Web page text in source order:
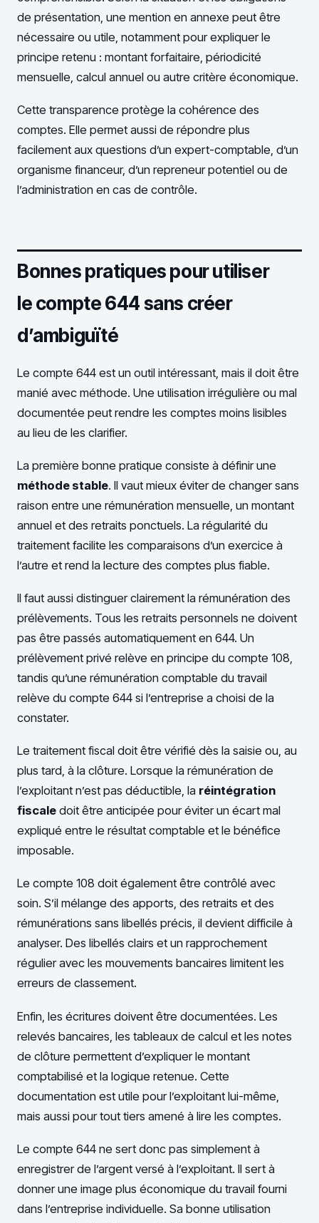
de présentation, une mention en annexe peut être
nécessaire ou utile, notamment pour expliquer le
principe retenu : montant forfaitaire, périodicité
mensuelle, calcul annuel ou autre critère économique.
Cette transparence protège la cohérence des
comptes. Elle permet aussi de répondre plus
facilement aux questions d’un expert-comptable, d’un
organisme financeur, d’un repreneur potentiel ou de
l’administration en cas de contrôle.
Bonnes pratiques pour utiliser
le compte 644 sans créer
d’ambiguïté
Le compte 644 est un outil intéressant, mais il doit être
manié avec méthode. Une utilisation irrégulière ou mal
documentée peut rendre les comptes moins lisibles
au lieu de les clarifier.
La première bonne pratique consiste à définir une
méthode stable. Il vaut mieux éviter de changer sans
raison entre une rémunération mensuelle, un montant
annuel et des retraits ponctuels. La régularité du
traitement facilite les comparaisons d’un exercice à
l’autre et rend la lecture des comptes plus fiable.
Il faut aussi distinguer clairement la rémunération des
prélèvements. Tous les retraits personnels ne doivent
pas être passés automatiquement en 644. Un
prélèvement privé relève en principe du compte 108,
tandis qu’une rémunération comptable du travail
relève du compte 644 si l’entreprise a choisi de la
constater.
Le traitement fiscal doit être vérifié dès la saisie ou, au
plus tard, à la clôture. Lorsque la rémunération de
l’exploitant n’est pas déductible, la réintégration
fiscale doit être anticipée pour éviter un écart mal
expliqué entre le résultat comptable et le bénéfice
imposable.
Le compte 108 doit également être contrôlé avec
soin. S’il mélange des apports, des retraits et des
rémunérations sans libellés précis, il devient difficile à
analyser. Des libellés clairs et un rapprochement
régulier avec les mouvements bancaires limitent les
erreurs de classement.
Enfin, les écritures doivent être documentées. Les
relevés bancaires, les tableaux de calcul et les notes
de clôture permettent d’expliquer le montant
comptabilisé et la logique retenue. Cette
documentation est utile pour l’exploitant lui-même,
mais aussi pour tout tiers amené à lire les comptes.
Le compte 644 ne sert donc pas simplement à
enregistrer de l’argent versé à l’exploitant. Il sert à
donner une image plus économique du travail fourni
dans l’entreprise individuelle. Sa bonne utilisation